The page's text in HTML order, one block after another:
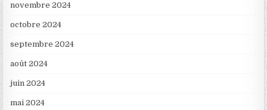
novembre 2024
octobre 2024
septembre 2024
août 2024
juin 2024
mai 2024